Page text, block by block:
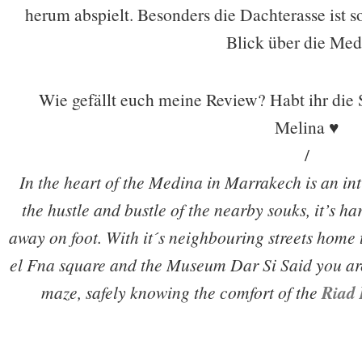
herum abspielt. Besonders die Dachterasse ist
Blick über die
Wie gefällt euch meine Review? Habt ihr die
Melina ♥
/
In the heart of the Medina in Marrakech is an
the hustle and bustle of the nearby souks, it’s
away on foot. With it´s neighbouring streets
el Fna square and the Museum Dar Si Said you
maze, safely knowing the comfort of theRiad